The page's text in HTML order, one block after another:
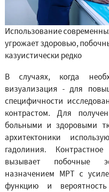
Использование
угрожает здоровью,
казуистически редко
В случаях, когда
визуализация - для
специфичности
контрастом. Для
больными и здоровыми
архитектоники
гадолиния.
вызывает побочные
назначением МРТ с
функцию и вероятность